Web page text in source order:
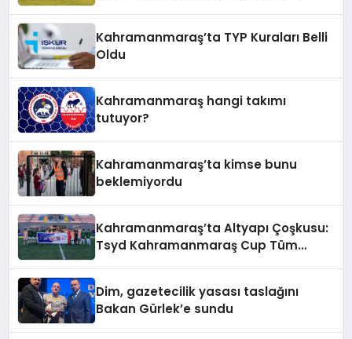
Kahramanmaraş’ta TYP Kuraları Belli
Oldu
Kahramanmaraş hangi takımı
tutuyor?
Kahramanmaraş’ta kimse bunu
beklemiyordu
Kahramanmaraş’ta Altyapı Çoşkusu:
Tsyd Kahramanmaraş Cup Tüm
Dim, gazetecilik yasası taslağını
Bakan Gürlek’e sundu